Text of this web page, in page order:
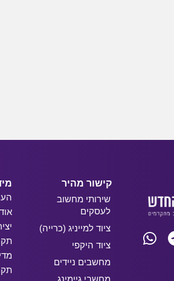
קישור מהיר
שירותי מחשוב
לעסקים
ציוד למייניג (כרייה)
ציוד היקפי
מחשבים ניידים